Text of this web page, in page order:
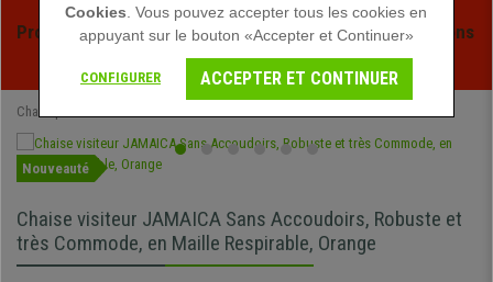
Profitez des soldes d'été chez Chaisepro ! Des réductions
exclusives pour une durée limitée - Voir l'offre
Chaisepro
Nouveauté
Chaise visiteur JAMAICA Sans Accoudoirs, Robuste et
très Commode, en Maille Respirable, Orange
Cookies . Vous pouvez accepter tous les cookies en
appuyant sur le bouton «Accepter et Continuer»
CONFIGURER ACCEPTER ET CONTINUER